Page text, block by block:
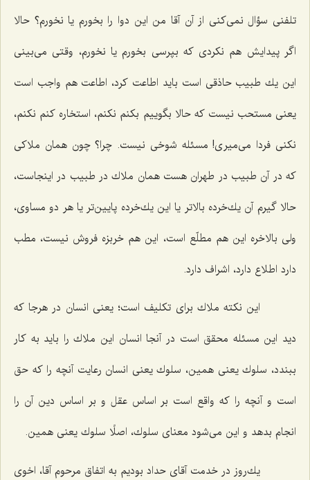
تلفنی سؤال نمی‌كنی از آن آقا من این دوا را بخورم یا نخورم؟ حالا
اگر پیدایش هم نكردی كه بپرسی بخورم یا نخورم، وقتی می‌بینی
این یك طبیب حاذقی است باید اطاعت كرد، اطاعت هم واجب است
یعنی مستحب نیست كه حالا بگوییم بكنم نكنم، استخاره كنم نكنم،
نكنی فردا می‌میری! مسئله شوخی نیست. چرا؟ چون همان ملاكی
كه در آن طبیب در طهران هست همان ملاك در طبیب در اینجاست،
حالا گیرم آن یك‌خرده بالاتر یا این یك‌خرده پایین‌تر یا هر دو مساوی،
ولی بالاخره این هم مطلّع است، این هم خربزه فروش نیست، مطب
دارد اطلاع دارد، اشراف دارد.
این نكته ملاك برای تكلیف است؛ یعنی انسان در هرجا كه
دید این مسئله محقق است در آنجا انسان این ملاك را باید به كار
ببندد، سلوك یعنی همین، سلوك یعنی انسان رعایت آنچه را كه حق
است و آنچه را كه واقع است بر اساس عقل و بر اساس دین آن را
انجام بدهد و این می‌شود معنای سلوك، اصلًا سلوك یعنی همین.
یك‌روز در خدمت آقای حداد بودیم به اتفاق مرحوم آقا، اخوی